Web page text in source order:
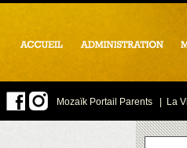
Mozaïk Portail Parents La